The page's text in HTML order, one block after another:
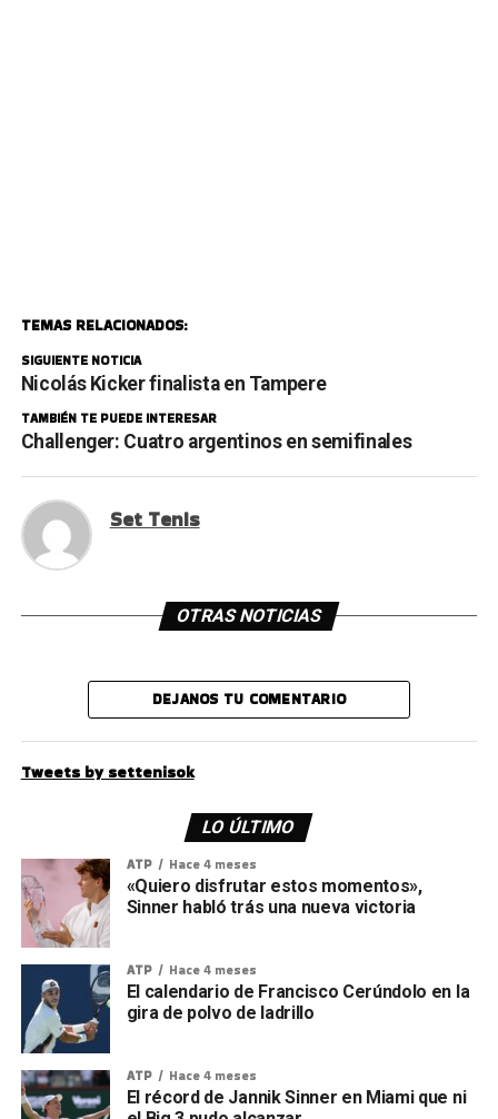
TEMAS RELACIONADOS:
SIGUIENTE NOTICIA
Nicolás Kicker finalista en Tampere
TAMBIÉN TE PUEDE INTERESAR
Challenger: Cuatro argentinos en semifinales
Set Tenis
OTRAS NOTICIAS
DEJANOS TU COMENTARIO
Tweets by settenisok
LO ÚLTIMO
ATP Hace 4 meses
«Quiero disfrutar estos momentos»,
Sinner habló trás una nueva victoria
ATP Hace 4 meses
El calendario de Francisco Cerúndolo en la
gira de polvo de ladrillo
ATP Hace 4 meses
El récord de Jannik Sinner en Miami que ni